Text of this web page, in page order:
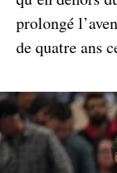
prolongé
de quatre ans